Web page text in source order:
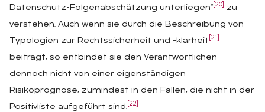
Datenschutz-Folgenabschätzung unterliegen“ [20]
zu
verstehen. Auch wenn sie durch die Beschreibung von
Typologien zur Rechtssicherheit und -klarheit [21]
beiträgt, so entbindet sie den Verantwortlichen
dennoch nicht von einer eigenständigen
Risikoprognose, zumindest in den Fällen, die nicht in der
Positivliste aufgeführt sind. [22]